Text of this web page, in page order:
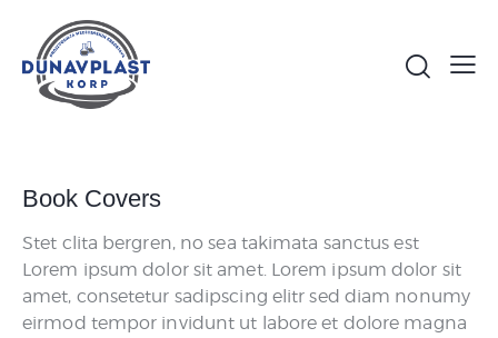
Book Covers
Stet clita bergren, no sea takimata sanctus est
Lorem ipsum dolor sit amet. Lorem ipsum dolor sit
amet, consetetur sadipscing elitr sed diam nonumy
eirmod tempor invidunt ut labore et dolore magna